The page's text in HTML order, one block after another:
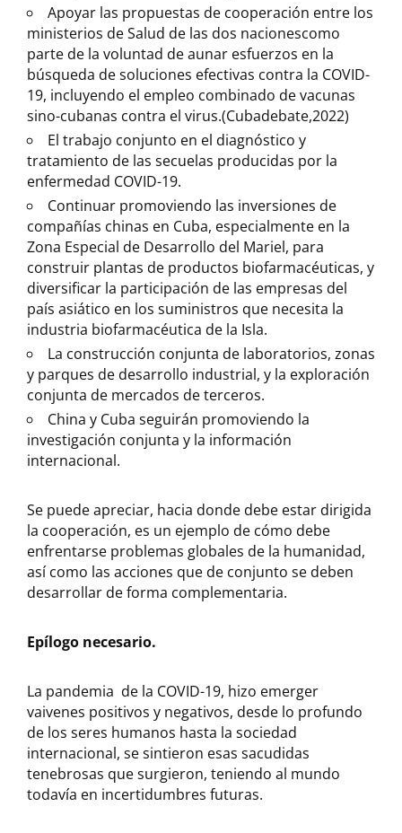
Apoyar las propuestas de cooperación entre los
ministerios de Salud de las dos nacionescomo
parte de la voluntad de aunar esfuerzos en la
búsqueda de soluciones efectivas contra la COVID-
19, incluyendo el empleo combinado de vacunas
sino-cubanas contra el virus.(Cubadebate,2022)
El trabajo conjunto en el diagnóstico y
tratamiento de las secuelas producidas por la
enfermedad COVID-19.
Continuar promoviendo las inversiones de
compañías chinas en Cuba, especialmente en la
Zona Especial de Desarrollo del Mariel, para
construir plantas de productos biofarmacéuticas, y
diversificar la participación de las empresas del
país asiático en los suministros que necesita la
industria biofarmacéutica de la Isla.
La construcción conjunta de laboratorios, zonas
y parques de desarrollo industrial, y la exploración
conjunta de mercados de terceros.
China y Cuba seguirán promoviendo la
investigación conjunta y la información
internacional.
Se puede apreciar, hacia donde debe estar dirigida
la cooperación, es un ejemplo de cómo debe
enfrentarse problemas globales de la humanidad,
así como las acciones que de conjunto se deben
desarrollar de forma complementaria.
Epílogo necesario.
La pandemia de la COVID-19, hizo emerger
vaivenes positivos y negativos, desde lo profundo
de los seres humanos hasta la sociedad
internacional, se sintieron esas sacudidas
tenebrosas que surgieron, teniendo al mundo
todavía en incertidumbres futuras.